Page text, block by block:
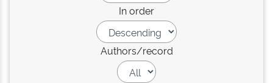
In order
Authors/record